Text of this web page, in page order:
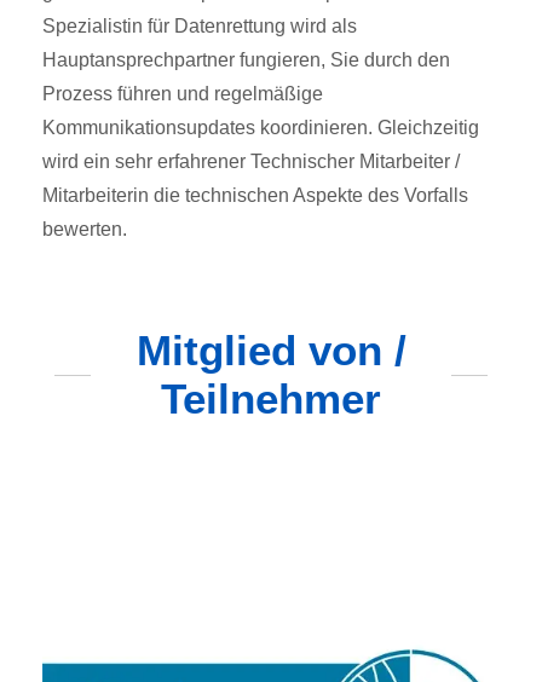
Spezialistin für Datenrettung wird als
Hauptansprechpartner fungieren, Sie durch den
Prozess führen und regelmäßige
Kommunikationsupdates koordinieren. Gleichzeitig
wird ein sehr erfahrener Technischer Mitarbeiter /
Mitarbeiterin die technischen Aspekte des Vorfalls
bewerten.
Mitglied von /
Teilnehmer